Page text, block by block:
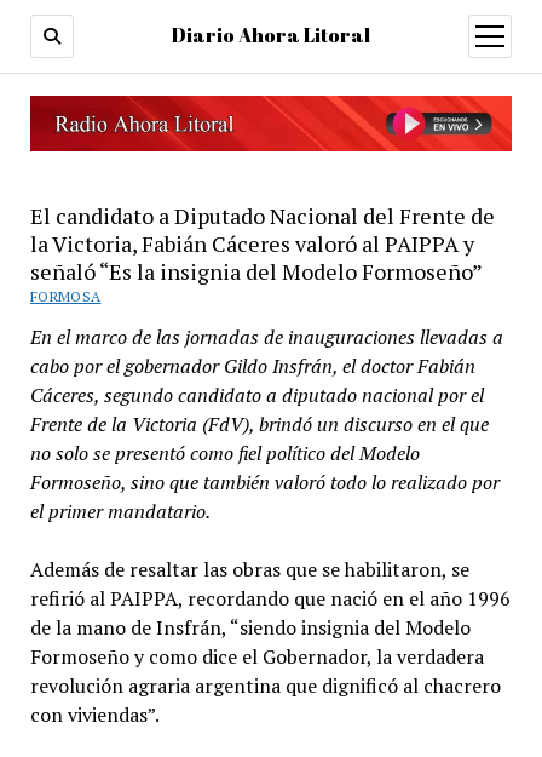
Diario Ahora Litoral
open
menu
El candidato a Diputado Nacional del Frente de
la Victoria, Fabián Cáceres valoró al PAIPPA y
señaló “Es la insignia del Modelo Formoseño”
FORMOSA
En el marco de las jornadas de inauguraciones llevadas a
cabo por el gobernador Gildo Insfrán, el doctor Fabián
Cáceres, segundo candidato a diputado nacional por el
Frente de la Victoria (FdV), brindó un discurso en el que
no solo se presentó como fiel político del Modelo
Formoseño, sino que también valoró todo lo realizado por
el primer mandatario.
Además de resaltar las obras que se habilitaron, se
refirió al PAIPPA, recordando que nació en el año 1996
de la mano de Insfrán, “siendo insignia del Modelo
Formoseño y como dice el Gobernador, la verdadera
revolución agraria argentina que dignificó al chacrero
con viviendas”.